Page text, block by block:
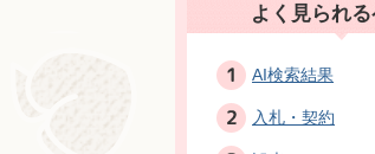
よく見られ
AI検索結果
入札・契約